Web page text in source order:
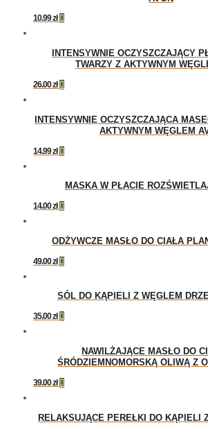
10.99zł 
INTENSYWNIE OCZYSZCZAJĄCY
TWARZY Z AKTYWNYM
26.00zł 
INTENSYWNIE OCZYSZCZAJĄCA
AKTYWNYM WĘGLEM
14.99zł 
MASKA W PŁACIE
14.00zł 
ODŻYWCZE MASŁO DO CIAŁA
49.00zł 
SÓL DO KĄPIELI Z WĘGLEM
35.00zł 
NAWILŻAJĄCE MASŁO DO
ŚRÓDZIEMNOMORSKĄ OLIWĄ Z
39.00zł 
RELAKSUJĄCE PEREŁKI DO KĄPIELI